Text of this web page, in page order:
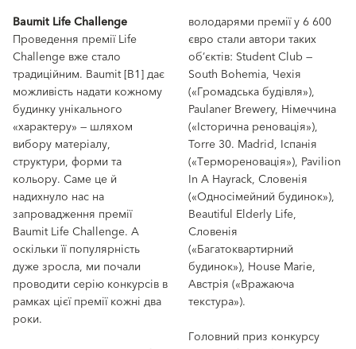
Baumit Life Challenge
Проведення премії Life
Challenge вже стало
традиційним. Baumit [В1] дає
можливість надати кожному
будинку унікального
«характеру» — шляхом
вибору матеріалу,
структури, форми та
кольору. Саме це й
надихнуло нас на
запровадження премії
Baumit Life Challenge. А
оскільки її популярність
дуже зросла, ми почали
проводити серію конкурсів в
рамках цієї премії кожні два
роки.
володарями премії у 6 600
євро стали автори таких
об’єктів: Student Club —
South Bohemia, Чехія
(«Громадська будівля»),
Paulaner Brewery, Німеччина
(«Історична реновація»),
Torre 30. Madrid, Іспанія
(«Термореновація»), Pavilion
In A Hayrack, Словенія
(«Односімейний будинок»),
Beautiful Elderly Life,
Словенія
(«Багатоквартирний
будинок»), House Marie,
Австрія («Вражаюча
текстура»).
Головний приз конкурсу